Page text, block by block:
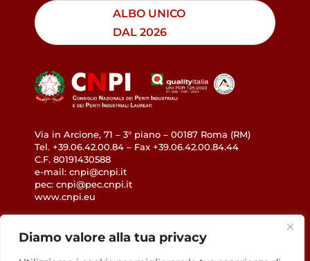
Diamo valore alla tua privacy
ALBO UNICO
DAL 2026
Via in Arcione, 71 – 3° piano – 00187 Roma (RM)
Tel. +39.06.42.00.84 – Fax +39.06.42.00.84.44
C.F. 80191430588
e-mail: cnpi@cnpi.it
pec: cnpi@pec.cnpi.it
www.cnpi.eu
GDPR